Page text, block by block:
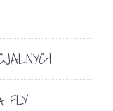
FLY